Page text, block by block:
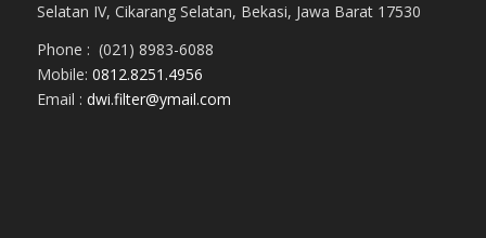
Selatan IV, Cikarang Selatan, Bekasi, Jawa Barat 17530
Phone : (021) 8983-6088
Mobile: 0812.8251.4956
Email : dwi.filter@ymail.com